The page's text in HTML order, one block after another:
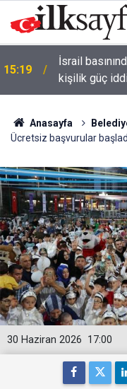
15:19
İsrail
kişilik güç
Anasayfa
Ücretsiz başvurular
17:00
30 Haziran 2026